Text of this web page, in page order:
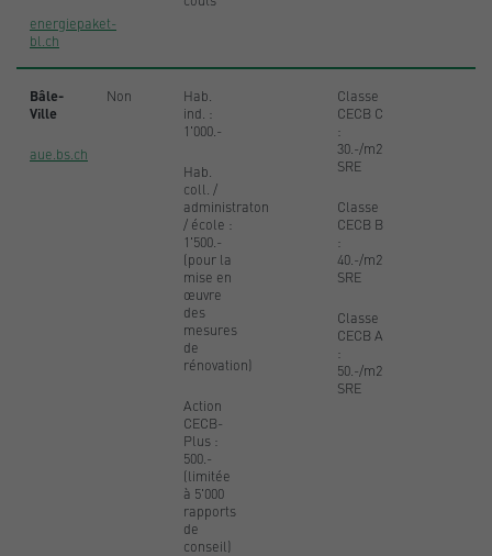
energiepaket-
bl.ch
Bâle-
Ville
aue.bs.ch
Non
Hab.
ind. :
1'000.-
Hab.
coll. /
administraton
/ école :
1'500.-
(pour la
mise en
œuvre
des
mesures
de
rénovation)
Action
CECB-
Plus :
500.-
(limitée
à 5'000
rapports
de
conseil)
Classe
CECB C
:
30.-/m2
SRE
Classe
CECB B
:
40.-/m2
SRE
Classe
CECB A
:
50.-/m2
SRE